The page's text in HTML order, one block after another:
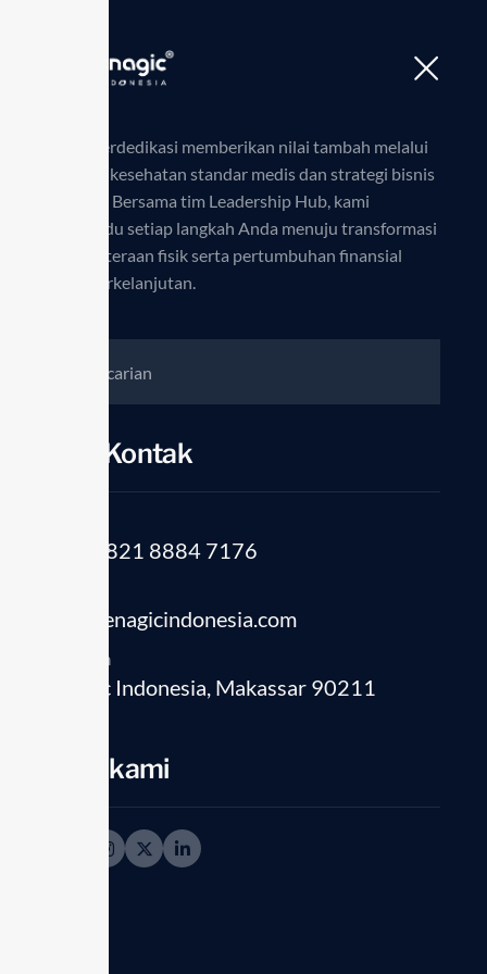
Produk
Kami berdedikasi memberikan nilai tambah melalui
edukasi kesehatan standar medis dan strategi bisnis
inovatif. Bersama tim Leadership Hub, kami
memandu setiap langkah Anda menuju transformasi
kesejahteraan fisik serta pertumbuhan finansial
yang berkelanjutan.
Info Kontak
(+62) 821 8884 7176
info@enagicindonesia.com
Location
Enagic Indonesia, Makassar 90211
Ikuti kami